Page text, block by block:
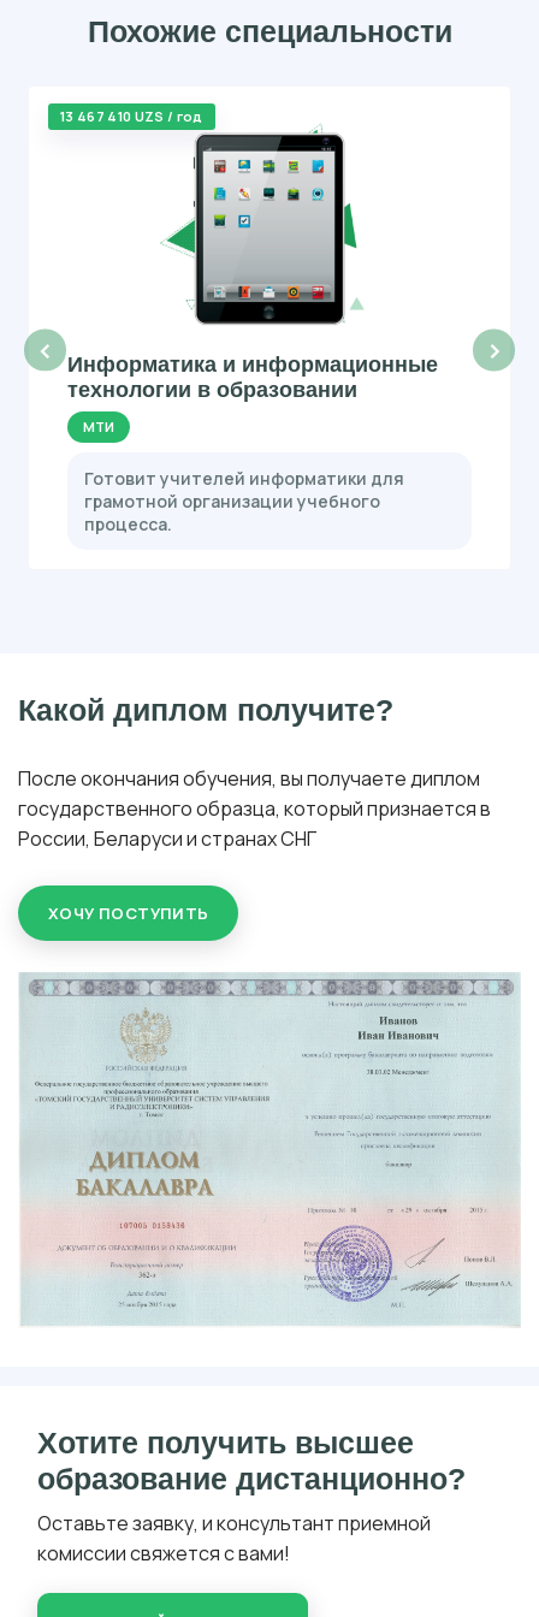
Похожие специальности
‹
13 467 410 UZS / год
Информатика и информационные
технологии в образовании
МТИ
Готовит учителей информатики для
грамотной организации учебного
процесса.
›
Какой диплом получите?
После окончания обучения, вы получаете диплом
государственного образца, который признается в
России, Беларуси и странах СНГ
ХОЧУ ПОСТУПИТЬ
Хотите получить высшее
образование дистанционно?
Оставьте заявку, и консультант приемной
комиссии свяжется с вами!